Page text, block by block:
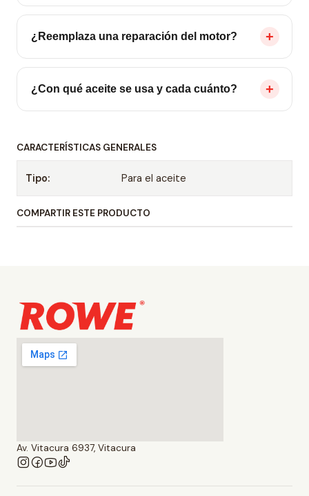
¿Reemplaza una reparación del motor?
¿Con qué aceite se usa y cada cuánto?
CARACTERÍSTICAS GENERALES
Tipo: Para el aceite
COMPARTIR ESTE PRODUCTO
Av. Vitacura 6937, Vitacura